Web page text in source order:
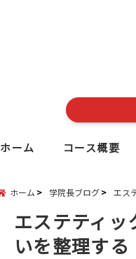
ホーム コース概要
ホーム 学院長ブログ エス
エステティ
いを整理する